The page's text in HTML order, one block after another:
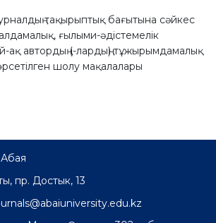
тақырыптық бағытына сәйкес
ғылыми-әдістемелік
ақ автордың (-лардың) тұжырымдамалық
шолу мақалалары
пр. Достык, 13